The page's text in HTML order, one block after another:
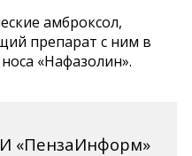
амброксол,
препарат с ним в
«Нафазолин».
«ПензаИнформ»